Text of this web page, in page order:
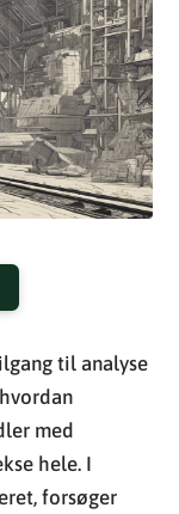
til analyse
med
hele. I
forsøger